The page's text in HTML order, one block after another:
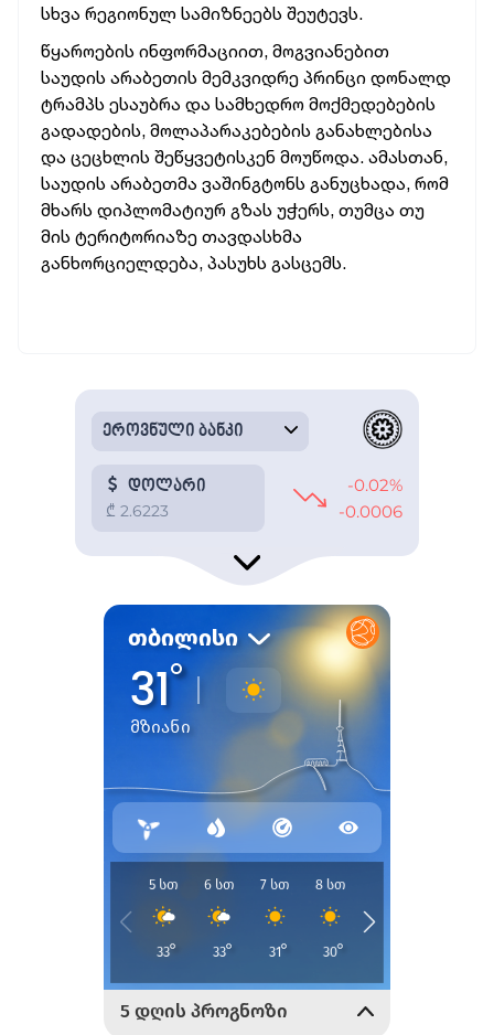
სხვა რეგიონულ სამიზნეებს შეუტევს.
წყაროების ინფორმაციით, მოგვიანებით
საუდის არაბეთის მემკვიდრე პრინცი დონალდ
ტრამპს ესაუბრა და სამხედრო მოქმედებების
გადადების, მოლაპარაკებების განახლებისა
და ცეცხლის შეწყვეტისკენ მოუწოდა. ამასთან,
საუდის არაბეთმა ვაშინგტონს განუცხადა, რომ
მხარს დიპლომატიურ გზას უჭერს, თუმცა თუ
მის ტერიტორიაზე თავდასხმა
განხორციელდება, პასუხს გასცემს.